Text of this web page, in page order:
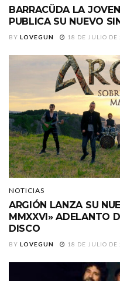
BARRACÜDA LA
PUBLICA SU NUEVO
BY LOVEGUN 18 DE JULIO DE
NOTICIAS
ARGIÓN LANZA SU
MMXXVI» ADELANTO
DISCO
BY LOVEGUN 18 DE JULIO DE